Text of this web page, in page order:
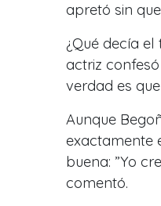
apretó sin
¿Qué decía
actriz
verdad es
Aunque
exactamente
buena: ”Yo
comentó.